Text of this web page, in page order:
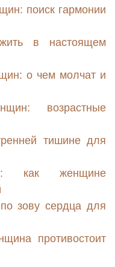
поиск гармонии
в настоящем
о чем молчат и
возрастные
тишине для
как женщине
зову сердца для
противостоит